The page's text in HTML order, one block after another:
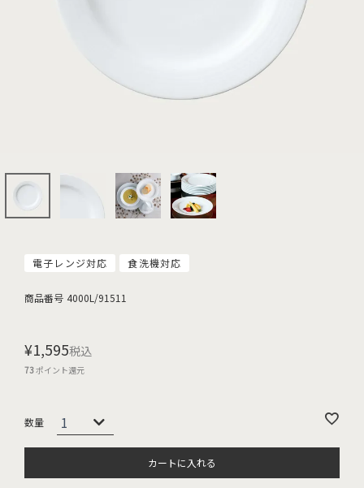
電子レンジ対応 食洗機対応
商品番号 4000L/91511
¥1,595税込
73ポイント還元
カートに入れる